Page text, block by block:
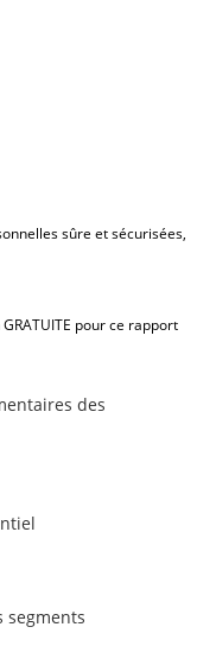
sûre et sécurisées,
pour ce rapport
des
segments